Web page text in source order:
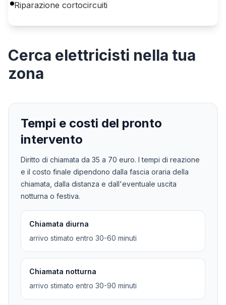
Riparazione cortocircuiti
Cerca elettricisti nella tua
zona
Tempi e costi del pronto
intervento
Diritto di chiamata da 35 a 70 euro. I tempi di reazione
e il costo finale dipendono dalla fascia oraria della
chiamata, dalla distanza e dall'eventuale uscita
notturna o festiva.
Chiamata diurna
arrivo stimato entro 30-60 minuti
Chiamata notturna
arrivo stimato entro 30-90 minuti